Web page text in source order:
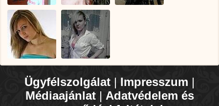
Ügyfélszolgálat | Impresszum |
Médiaajánlat| Adatvédelem és